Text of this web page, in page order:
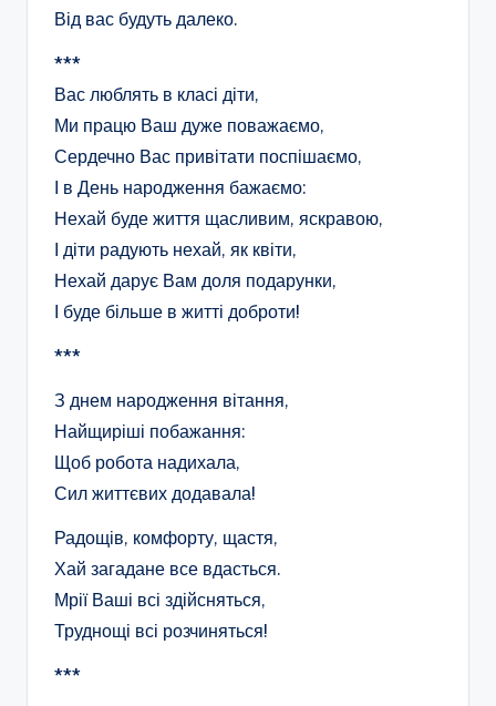
Від вас будуть далеко.
***
Вас люблять в класі діти,
Ми працю Ваш дуже поважаємо,
Сердечно Вас привітати поспішаємо,
І в День народження бажаємо:
Нехай буде життя щасливим, яскравою,
І діти радують нехай, як квіти,
Нехай дарує Вам доля подарунки,
І буде більше в житті доброти!
***
З днем народження вітання,
Найщиріші побажання:
Щоб робота надихала,
Сил життєвих додавала!
Радощів, комфорту, щастя,
Хай загадане все вдасться.
Мрії Ваші всі здійсняться,
Труднощі всі розчиняться!
***